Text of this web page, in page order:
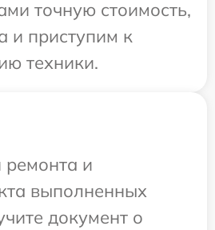
точную стоимость,
и приступим к
техники.
и
выполненных
документ о